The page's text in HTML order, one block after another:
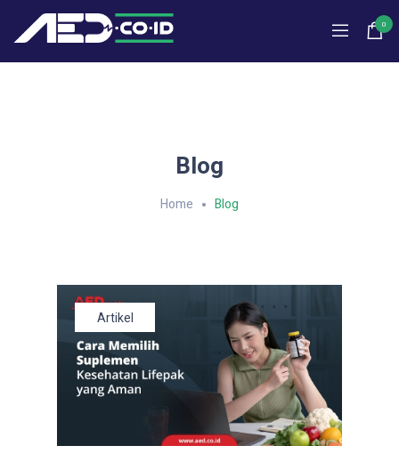
0
Blog
Home Blog
Artikel